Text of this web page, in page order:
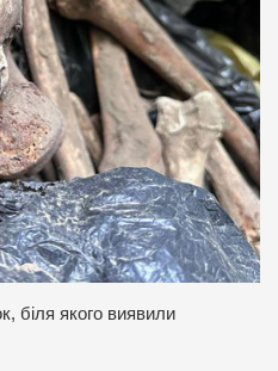
біля якого виявили